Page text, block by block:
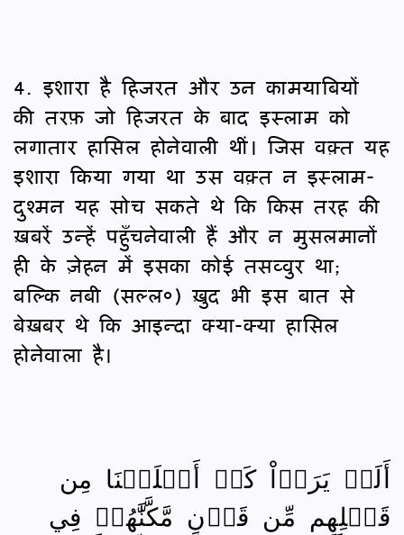
4. इशारा है हिजरत और उन कामयाबियों
की तरफ़ जो हिजरत के बाद इस्लाम को
लगातार हासिल होनेवाली थीं। जिस वक़्त यह
इशारा किया गया था उस वक़्त न इस्लाम-
दुश्मन यह सोच सकते थे कि किस तरह की
ख़बरें उन्हें पहुँचनेवाली हैं और न मुसलमानों
ही के ज़ेहन में इसका कोई तसव्वुर था;
बल्कि नबी (सल्ल०) ख़ुद भी इस बात से
बेख़बर थे कि आइन्दा क्या-क्या हासिल
होनेवाला है।
أَلَمۡ يَرَوۡاْ كَمۡ أَهۡلَكۡنَا مِن
قَبۡلِهِم مِّن قَرۡنٍ مَّكَّنَّٰهُمۡ فِي